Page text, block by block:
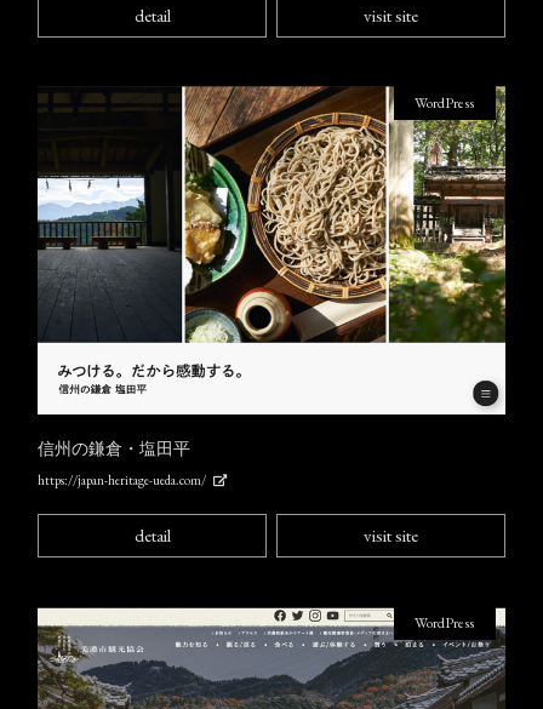
detail visit site
信州の鎌倉・塩田平
https://japan-heritage-ueda.com/
WordPress
detail visit site
WordPress